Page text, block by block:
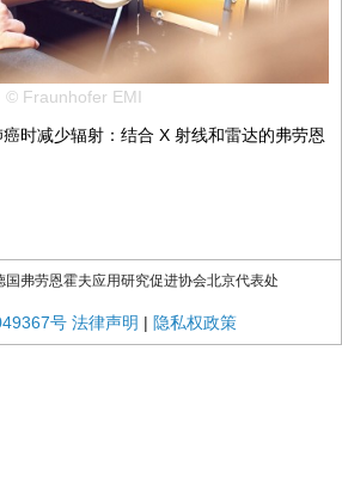
© Fraunhofer EMI
时减少辐射：结合 X 射线和雷达的弗劳恩
弗劳恩霍夫应用研究促进协会北京代表处
号 法律声明 | 隐私权政策